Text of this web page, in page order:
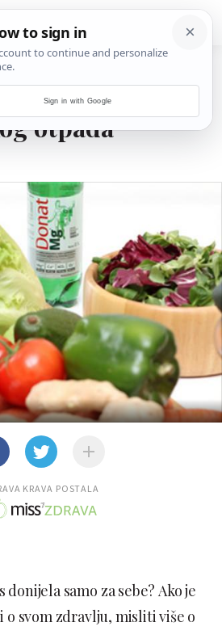
od
otpada
KRAVA POSTALA
samo za sebe? Ako je
o svom zdravlju, misliti više o
Sign in with Google